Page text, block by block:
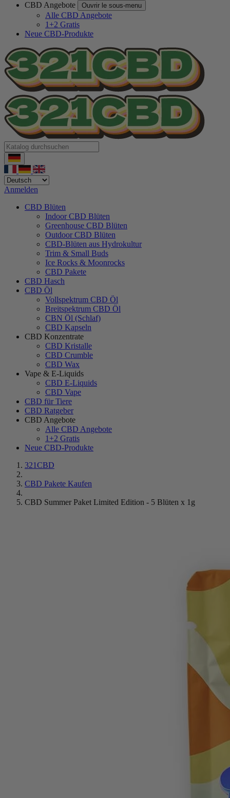
CBD Angebote
Ouvrir le sous-menu
Alle CBD Angebote
1+2 Gratis
Neue CBD-Produkte
Anmelden
CBD Blüten
Indoor CBD Blüten
Greenhouse CBD Blüten
Outdoor CBD Blüten
CBD-Blüten aus Hydrokultur
Trim & Small Buds
Ice Rocks & Moonrocks
CBD Pakete
CBD Hasch
CBD Öl
Vollspektrum CBD Öl
Breitspektrum CBD Öl
CBN Öl (Schlaf)
CBD Kapseln
CBD Konzentrate
CBD Kristalle
CBD Crumble
CBD Wax
Vape & E-Liquids
CBD E-Liquids
CBD Vape
CBD für Tiere
CBD Ratgeber
CBD Angebote
Alle CBD Angebote
1+2 Gratis
Neue CBD-Produkte
321CBD
CBD Pakete Kaufen
CBD Summer Paket Limited Edition - 5 Blüten x 1g